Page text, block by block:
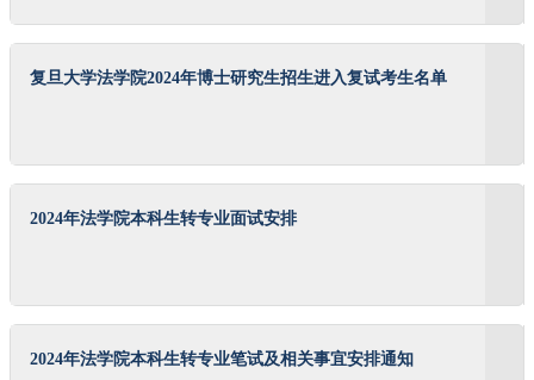
复旦大学法学院2024年博士研究生招生进入复试考生名单
2024年法学院本科生转专业面试安排
2024年法学院本科生转专业笔试及相关事宜安排通知